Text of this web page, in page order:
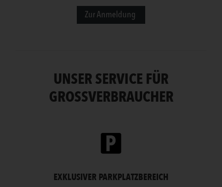
Zur Anmeldung
UNSER SERVICE FÜR
GROSSVERBRAUCHER
EXKLUSIVER PARKPLATZBEREICH